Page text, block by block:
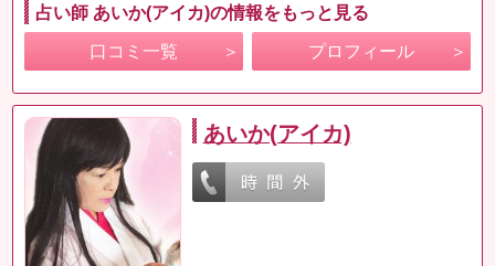
占い師 あいか(アイカ)の情報をもっと見る
口コミ一覧 プロフィール
あいか(アイカ)